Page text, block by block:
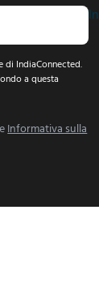
IndiaConnected.
a questa
Informativa sulla